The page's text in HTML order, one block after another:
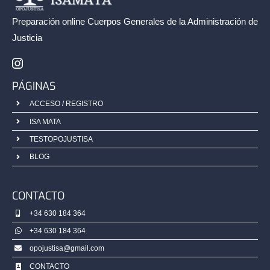
Preparación online Cuerpos Generales de laAdministración de
Justicia
PÁGINAS
ACCESO / REGISTRO
ISA MATA
TESTOPOJUSTISA
BLOG
CONTACTO
+34 630 184 364
+34 630 184 364
opojustisa@gmail.com
CONTACTO